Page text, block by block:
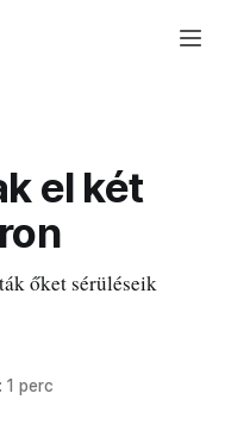
el két
őket sérüléseik
1 perc